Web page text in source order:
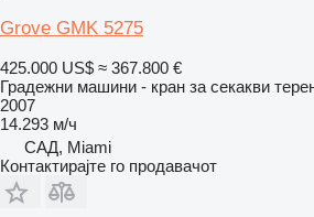
Grove GMK 5275
425.000 US$ ≈ 367.800 €
Градежни машини - кран за секакви
2007
14.293 м/ч
САД, Miami
Контактирајте го продавачот